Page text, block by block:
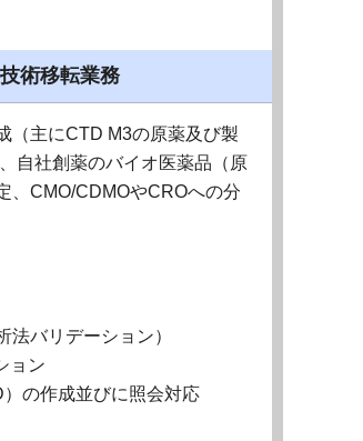
術移転業務
（主にCTD M3の原薬及び製
自社創薬のバイオ医薬品（原
、CMO/CDMOやCROへの分
法バリデーション）
ョン
の作成並びに照会対応